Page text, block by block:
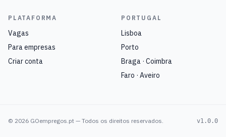
PLATAFORMA
Vagas
Para empresas
Criar conta
PORTUGAL
Lisboa
Porto
Braga · Coimbra
Faro · Aveiro
© 2026 GOempregos.pt — Todos os direitos reservados. v1.0.0